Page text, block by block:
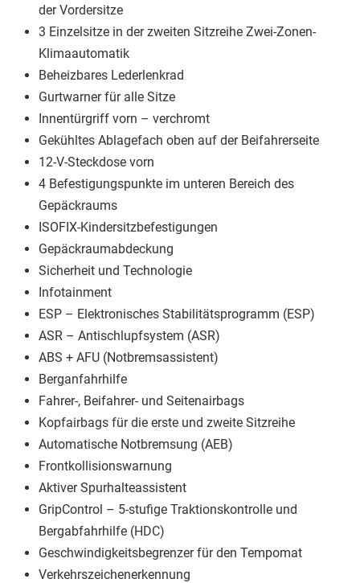
der Vordersitze
3 Einzelsitze in der zweiten Sitzreihe Zwei-Zonen-
Klimaautomatik
Beheizbares Lederlenkrad
Gurtwarner für alle Sitze
Innentürgriff vorn – verchromt
Gekühltes Ablagefach oben auf der Beifahrerseite
12-V-Steckdose vorn
4 Befestigungspunkte im unteren Bereich des
Gepäckraums
ISOFIX-Kindersitzbefestigungen
Gepäckraumabdeckung
Sicherheit und Technologie
Infotainment
ESP – Elektronisches Stabilitätsprogramm (ESP)
ASR – Antischlupfsystem (ASR)
ABS + AFU (Notbremsassistent)
Berganfahrhilfe
Fahrer-, Beifahrer- und Seitenairbags
Kopfairbags für die erste und zweite Sitzreihe
Automatische Notbremsung (AEB)
Frontkollisionswarnung
Aktiver Spurhalteassistent
GripControl – 5-stufige Traktionskontrolle und
Bergabfahrhilfe (HDC)
Geschwindigkeitsbegrenzer für den Tempomat
Verkehrszeichenerkennung